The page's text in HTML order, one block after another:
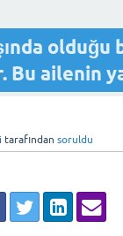
olduğu
Bu ailenin
tarafından soruldu